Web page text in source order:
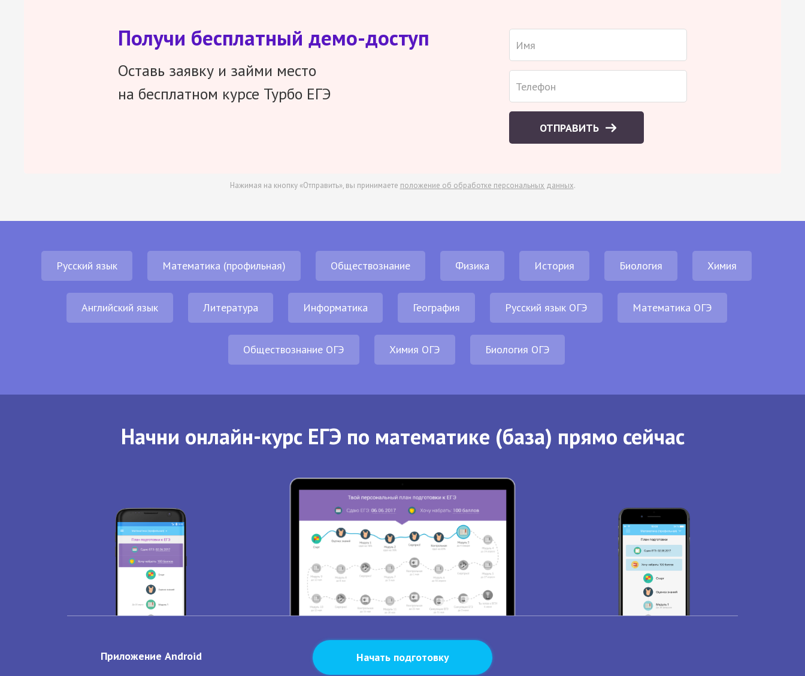
Получи бесплатный демо-доступ
Оставь заявку и займи место
на бесплатном курсе Турбо ЕГЭ
ОТПРАВИТЬ
Нажимая на кнопку «Отправить», вы принимаете положение об обработке персональных данных.
Русский язык Математика (профильная) Обществознание Физика История Биология Химия
Английский язык Литература Информатика География Русский язык ОГЭ Математика ОГЭ
Обществознание ОГЭ Химия ОГЭ Биология ОГЭ
Начни онлайн-курс ЕГЭ по математике (база) прямо сейчас
Приложение Android Начать подготовку